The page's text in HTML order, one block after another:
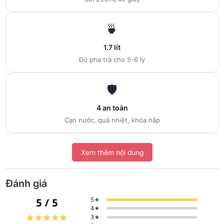
🍵
1.7 lít
Đủ pha trà cho 5-6 ly
🛡️
4 an toàn
Cạn nước, quá nhiệt, khóa nắp
🚚
Giao 4H Hà Nội
WK1500BK
là ấm siêu tốc 1.7L công suất 2200W – đủ cho
gia đình 4–5 người pha trà, pha cà phê hay nấu mì gói buổi tối.
Xem thêm nội dung
Đánh giá